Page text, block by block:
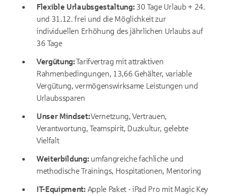
Flexible Urlaubsgestaltung:30 Tage Urlaub + 24.
und 31.12. frei und die Möglichkeit zur
individuellen Erhöhung des jährlichen Urlaubs auf
36 Tage
Vergütung:Tarifvertrag mit attraktiven
Rahmenbedingungen, 13,66 Gehälter, variable
Vergütung, vermögenswirksame Leistungen und
Urlaubssparen
Unser Mindset:Vernetzung, Vertrauen,
Verantwortung, Teamspirit, Duzkultur, gelebte
Vielfalt
Weiterbildung:umfangreiche fachliche und
methodische Trainings, Hospitationen, Mentoring
IT-Equipment: Apple Paket - iPad Pro mit Magic Key